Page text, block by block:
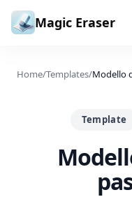
Vai al contenuto
Magic Eraser
Home/Templates/Modello
Template